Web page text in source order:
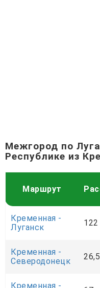
Межгород по
Республике из
Маршрут
Кременная -
Луганск
Кременная -
Северодонецк
Кременная -